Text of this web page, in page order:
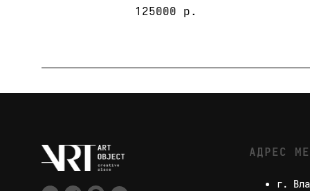
125000 р.
АДРЕС
г.